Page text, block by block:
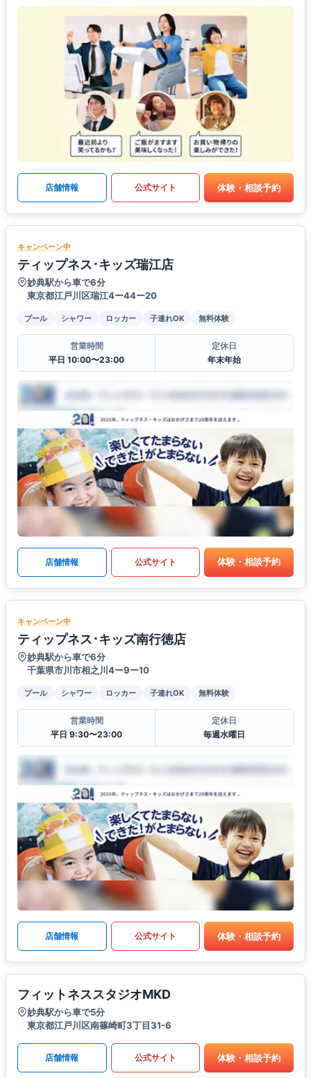
店舗情報 公式サイト 体験・相談予約
キャンペーン中
ティップネス･キッズ瑞江店
妙典駅から車で6分
東京都江戸川区瑞江4ー44ー20
プール シャワー ロッカー 子連れOK 無料体験
営業時間
平日 10:00〜23:00
定休日
年末年始
店舗情報 公式サイト 体験・相談予約
キャンペーン中
ティップネス･キッズ南行徳店
妙典駅から車で6分
千葉県市川市相之川4ー9ー10
プール シャワー ロッカー 子連れOK 無料体験
営業時間
平日 9:30〜23:00
定休日
毎週水曜日
店舗情報 公式サイト 体験・相談予約
フィットネススタジオMKD
妙典駅から車で5分
東京都江戸川区南篠崎町3丁目31-6
店舗情報 公式サイト 体験・相談予約